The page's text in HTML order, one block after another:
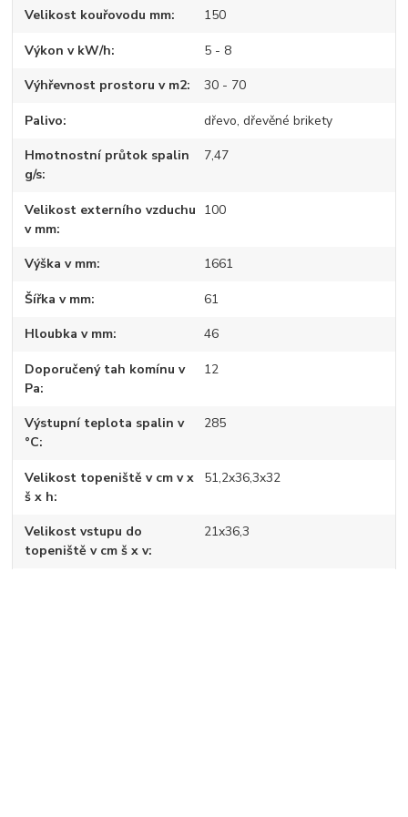
Velikost kouřovodu mm 150
Výkon v kW/h 5 - 8
Výhřevnost prostoru v m2 30 - 70
Palivo dřevo, dřevěné brikety
Hmotnostní průtok spalin
g/s
7,47
Velikost externího vzduchu
v mm
100
Výška v mm 1661
Šířka v mm 61
Hloubka v mm 46
Doporučený tah komínu v
Pa
12
Výstupní teplota spalin v
°C
285
Velikost topeniště v cm v x
š x h
51,2x36,3x32
Velikost vstupu do
topeniště v cm š x v
21x36,3